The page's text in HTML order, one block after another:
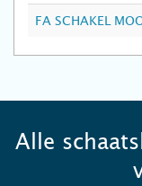
FA SCHAKEL
Alle